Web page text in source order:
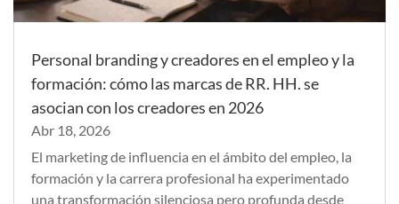
Personal branding y creadores en el empleo y la
formación: cómo las marcas de RR. HH. se
asocian con los creadores en 2026
Abr 18, 2026
El marketing de influencia en el ámbito del empleo, la
formación y la carrera profesional ha experimentado
una transformación silenciosa pero profunda desde